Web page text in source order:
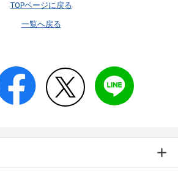
TOPページに戻る
一覧へ戻る